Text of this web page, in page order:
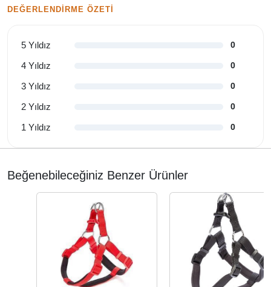
DEĞERLENDIRME ÖZETI
5 Yıldız 0
4 Yıldız 0
3 Yıldız 0
2 Yıldız 0
1 Yıldız 0
Beğenebileceğiniz Benzer Ürünler